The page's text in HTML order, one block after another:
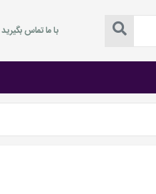
با ما تماس بگیرید